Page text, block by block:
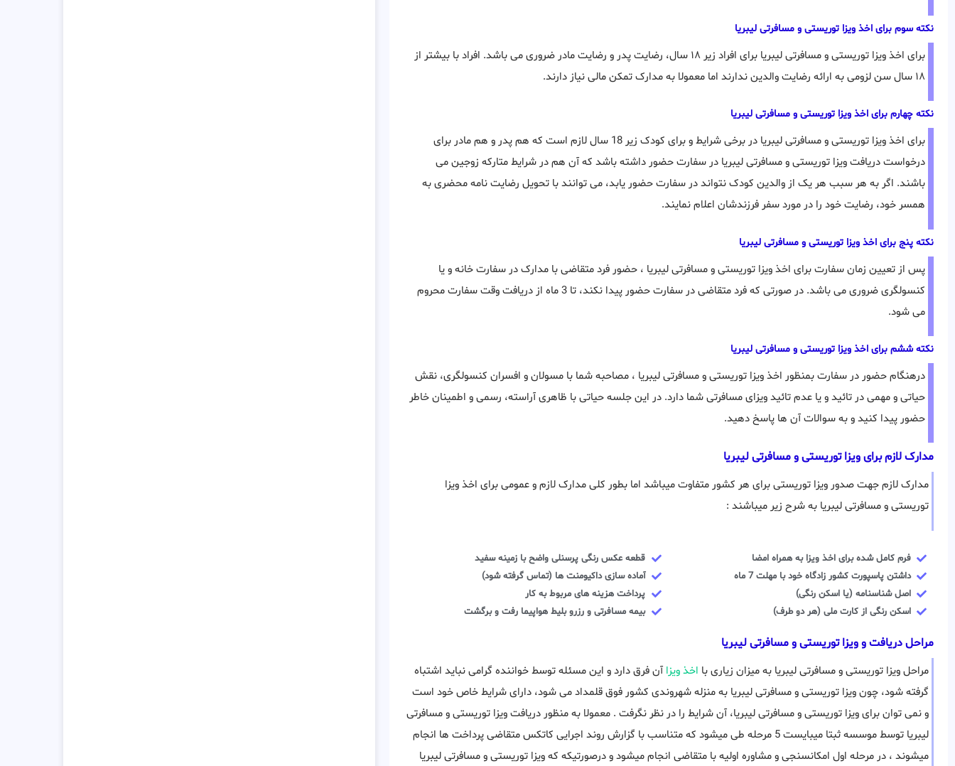
نکته سوم برای اخذ ویزا توریستی و مسافرتی لیبریا
برای اخذ ویزا توریستی و مسافرتی لیبریا برای افراد زیر ۱۸ سال، رضایت پدر و رضایت مادر ضروری می باشد. افراد با بیشتر از
۱۸ سال سن لزومی به ارائه رضایت والدین ندارند اما معمولا به مدارک تمکن مالی نیاز دارند.
نکته چهارم برای اخذ ویزا توریستی و مسافرتی لیبریا
برای اخذ ویزا توریستی و مسافرتی لیبریا در برخی شرایط و برای کودک زیر 18 سال لازم است که هم پدر و هم مادر برای
درخواست دریافت ویزا توریستی و مسافرتی لیبریا در سفارت حضور داشته باشد که آن هم در شرایط متارکه زوجین می
باشند. اگر به هر سبب هر یک از والدین کودک نتواند در سفارت حضور یابد، می توانند با تحویل رضایت نامه محضری به
همسر خود، رضایت خود را در مورد سفر فرزندشان اعلام نمایند.
نکته پنج برای اخذ ویزا توریستی و مسافرتی لیبریا
پس از تعیین زمان سفارت برای اخذ ویزا توریستی و مسافرتی لیبریا ، حضور فرد متقاضی با مدارک در سفارت خانه و یا
کنسولگری ضروری می باشد. در صورتی که فرد متقاضی در سفارت حضور پیدا نکند، تا 3 ماه از دریافت وقت سفارت محروم
می شود.
نکته ششم برای اخذ ویزا توریستی و مسافرتی لیبریا
درهنگام حضور در سفارت بمنظور اخذ ویزا توریستی و مسافرتی لیبریا ، مصاحبه شما با مسولان و افسران کنسولگری، نقش
حیاتی و مهمی در تائید و یا عدم تائید ویزای مسافرتی شما دارد. در این جلسه حیاتی با ظاهری آراسته، رسمی و اطمینان خاطر
حضور پیدا کنید و به سوالات آن ها پاسخ دهید.
مدارک لازم برای ویزا توریستی و مسافرتی لیبریا
مدارک لازم جهت صدور ویزا توریستی برای هر کشور متفاوت میباشد اما بطور کلی مدارک لازم و عمومی برای اخذ ویزا
توریستی و مسافرتی لیبریا به شرح زیر میباشند :
فرم کامل شده برای اخذ ویزا به همراه امضا
داشتن پاسپورت کشور زادگاه خود با مهلت 7 ماه
اصل شناسنامه (یا اسکن رنگی)
اسکن رنگی از کارت ملی (هر دو طرف)
قطعه عکس رنگی پرسنلی واضح با زمینه سفید
آماده سازی داکیومنت ها (تماس گرفته شود)
پرداخت هزینه های مربوط به کار
بیمه مسافرتی و رزرو بلیط هواپیما رفت و برگشت
مراحل دریافت و ویزا توریستی و مسافرتی لیبریا
مراحل ویزا توریستی و مسافرتی لیبریا به میزان زیاری با اخذ ویزا آن فرق دارد و این مسئله توسط خواننده گرامی نباید اشتباه
گرفته شود، چون ویزا توریستی و مسافرتی لیبریا به منزله شهروندی کشور فوق قلمداد می شود، دارای شرایط خاص خود است
و نمی توان برای ویزا توریستی و مسافرتی لیبریا، آن شرایط را در نظر نگرفت . معمولا به منظور دریافت ویزا توریستی و مسافرتی
لیبریا توسط موسسه ثبتا میبایست 5 مرحله طی میشود که متناسب با گزارش روند اجرایی کاتکس متقاضی پرداخت ها انجام
میشوند ، در مرحله اول امکانسنجی و مشاوره اولیه با متقاضی انجام میشود و درصورتیکه که ویزا توریستی و مسافرتی لیبریا